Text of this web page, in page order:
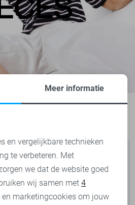
Meer informatie
en vergelijkbare technieken
te verbeteren. Met
we dat de website goed
wij samen met 4
marketingcookies om jouw